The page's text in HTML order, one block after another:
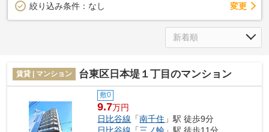
絞り込み条件： なし 変更
賃貸 | マンション 台東区日本堤１丁目のマンション
敷0
9.7万円
日比谷線 「南千住 」駅 徒歩9分